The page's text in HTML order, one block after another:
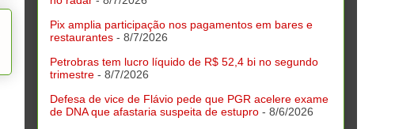
Pix amplia participação nos pagamentos em bares e
restaurantes - 8/7/2026
Petrobras tem lucro líquido de R$ 52,4 bi no segundo
trimestre - 8/7/2026
Defesa de vice de Flávio pede que PGR acelere exame
de DNA que afastaria suspeita de estupro - 8/6/2026